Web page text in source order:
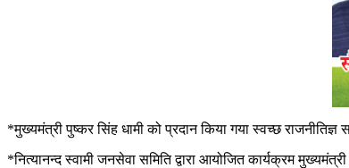
*मुख्यमंत्री पुष्कर सिंह धामी को प्रदान किया गया स्वच्छ राजनीतिज्ञ
*नित्यानन्द स्वामी जनसेवा समिति द्वारा आयोजित कार्यक्रम